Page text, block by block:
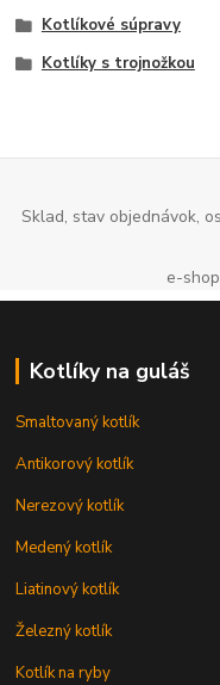
Kotlíkové súpravy
Kotlíky s trojnožkou
Sklad, stav objednávok,
e-
Kotlíky na guláš
Smaltovaný kotlík
Antikorový kotlík
Nerezový kotlík
Medený kotlík
Liatinový kotlík
Železný kotlík
Kotlík na ryby